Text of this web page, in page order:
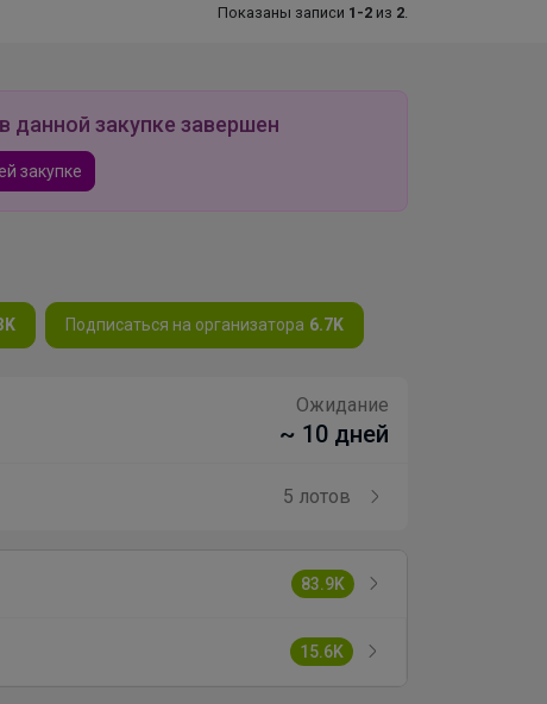
Показаны записи 1-2 из 2
данной закупке завершен
закупке
Подписаться на организатора 6.7K
Ожидание
~ 10 дней
5 лотов
83.9K
15.6K